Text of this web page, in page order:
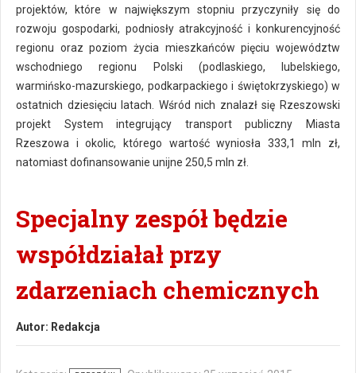
projektów, które w największym stopniu przyczyniły się do
rozwoju gospodarki, podniosły atrakcyjność i konkurencyjność
regionu oraz poziom życia mieszkańców pięciu województw
wschodniego regionu Polski (podlaskiego, lubelskiego,
warmińsko-mazurskiego, podkarpackiego i świętokrzyskiego) w
ostatnich dziesięciu latach. Wśród nich znalazł się Rzeszowski
projekt System integrujący transport publiczny Miasta
Rzeszowa i okolic, którego wartość wyniosła 333,1 mln zł,
natomiast dofinansowanie unijne 250,5 mln zł.
Specjalny zespół będzie
współdziałał przy
zdarzeniach chemicznych
Autor: Redakcja